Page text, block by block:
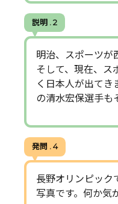
説明 . 2
明治、スポーツが
そして、現在、ス
く日本人が出てき
の清水宏保選手も
発問 . 4
長野オリンピック
写真です。何か気